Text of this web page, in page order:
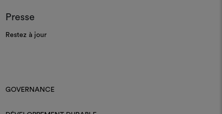
Presse
Restez à jour
GOVERNANCE